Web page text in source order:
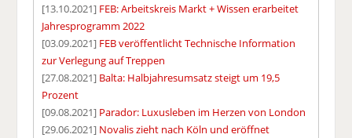
[13.10.2021] FEB: Arbeitskreis Markt + Wissen erarbeitet
Jahresprogramm 2022
[03.09.2021] FEB veröffentlicht Technische Information
zur Verlegung auf Treppen
[27.08.2021] Balta: Halbjahresumsatz steigt um 19,5
Prozent
[09.08.2021] Parador: Luxusleben im Herzen von London
[29.06.2021] Novalis zieht nach Köln und eröffnet